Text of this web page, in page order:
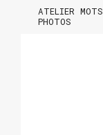
ATELIER MOTS
PHOTOS